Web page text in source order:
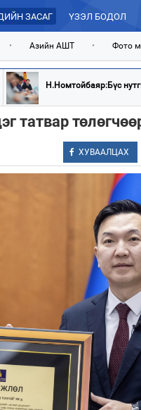
ЗАСАГ ҮЗЭЛ БОДОЛ
• Азийн АШТ • Фото
Н.Номтойбаяр:Бүс
татвар
ХУВААЛЦАХ